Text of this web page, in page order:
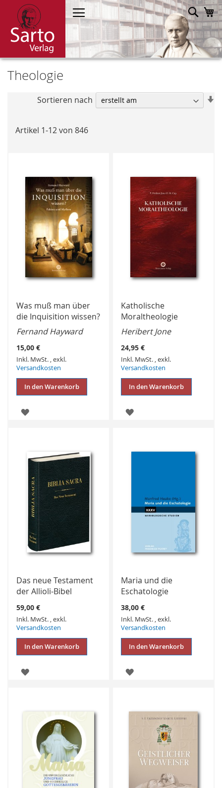
Direkt
zum
Inhalt
Theologie
Artikel 1-12von 846
Sortieren nach
Was muß man über
die Inquisition wissen?
Fernand Hayward
15,00 €
Inkl. MwSt. ,exkl.
Versandkosten
In den Warenkorb
ZUR
Katholische
Moraltheologie
Heribert Jone
24,95 €
Inkl. MwSt. ,exkl.
Versandkosten
In den Warenkorb
ZUR
Das neue Testament
der Allioli-Bibel
59,00 €
Inkl. MwSt. ,exkl.
Versandkosten
In den Warenkorb
ZUR
Maria und die
Eschatologie
38,00 €
Inkl. MwSt. ,exkl.
Versandkosten
In den Warenkorb
ZUR